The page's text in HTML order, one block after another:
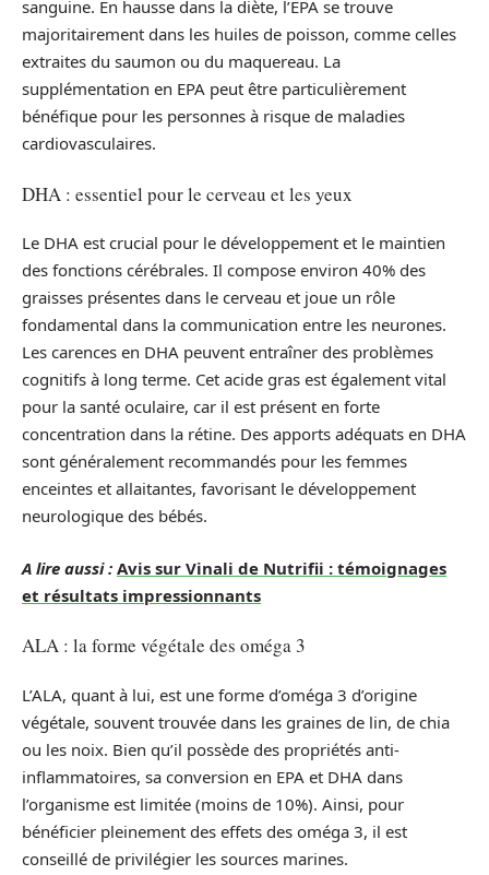
sanguine. En hausse dans la diète, l’EPA se trouve
majoritairement dans les huiles de poisson, comme celles
extraites du saumon ou du maquereau. La
supplémentation en EPA peut être particulièrement
bénéfique pour les personnes à risque de maladies
cardiovasculaires.
DHA : essentiel pour le cerveau et les yeux
Le DHA est crucial pour le développement et le maintien
des fonctions cérébrales. Il compose environ 40% des
graisses présentes dans le cerveau et joue un rôle
fondamental dans la communication entre les neurones.
Les carences en DHA peuvent entraîner des problèmes
cognitifs à long terme. Cet acide gras est également vital
pour la santé oculaire, car il est présent en forte
concentration dans la rétine. Des apports adéquats en DHA
sont généralement recommandés pour les femmes
enceintes et allaitantes, favorisant le développement
neurologique des bébés.
A lire aussi : Avis sur Vinali de Nutrifii : témoignages
et résultats impressionnants
ALA : la forme végétale des oméga 3
L’ALA, quant à lui, est une forme d’oméga 3 d’origine
végétale, souvent trouvée dans les graines de lin, de chia
ou les noix. Bien qu’il possède des propriétés anti-
inflammatoires, sa conversion en EPA et DHA dans
l’organisme est limitée (moins de 10%). Ainsi, pour
bénéficier pleinement des effets des oméga 3, il est
conseillé de privilégier les sources marines.